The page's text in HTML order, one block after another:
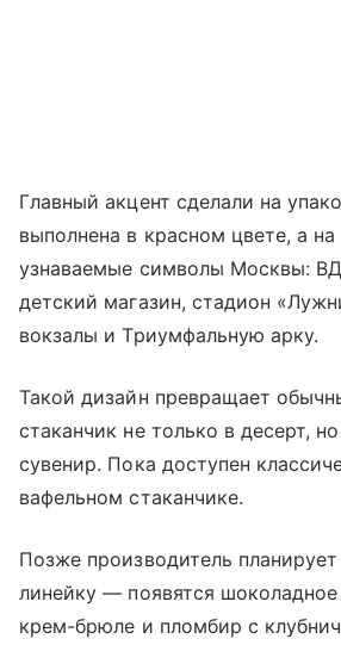
Главный акцент сделали на
выполнена в красном цвете, а
узнаваемые символы Москвы:
детский магазин, стадион
вокзалы и Триумфальную арку.
Такой дизайн превращает
стаканчик не только в десерт,
сувенир. Пока доступен
вафельном стаканчике.
Позже производитель
линейку — появятся шоколадное
крем-брюле и пломбир с